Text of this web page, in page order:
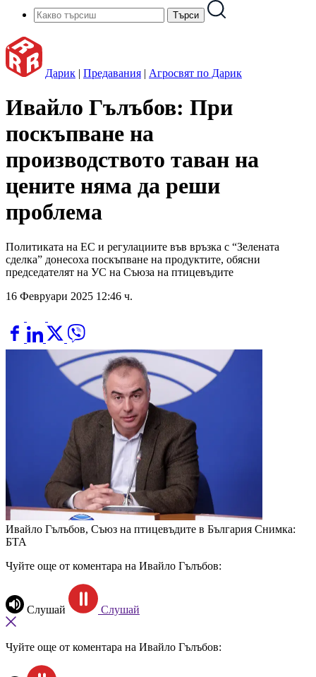
Дарик | Предавания | Агросвят по Дарик
Ивайло Гълъбов: При
поскъпване на
производството таван на
цените няма да реши
проблема
Политиката на ЕС и регулациите във връзка с “Зелената
сделка” донесоха поскъпване на продуктите, обясни
председателят на УС на Съюза на птицевъдите
16 Февруари 2025 12:46 ч.
Ивайло Гълъбов, Съюз на птицевъдите в България Снимка:
БТА
Чуйте още от коментара на Ивайло Гълъбов:
Слушай Слушай
Чуйте още от коментара на Ивайло Гълъбов: